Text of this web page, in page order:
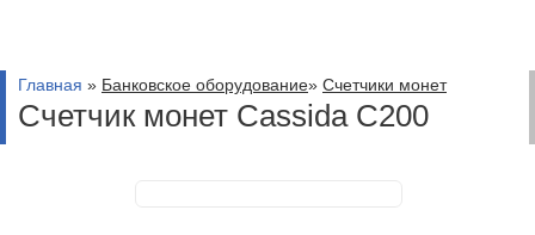
Главная » Банковское оборудование» Счетчики монет
Счетчик монет Cassida C200